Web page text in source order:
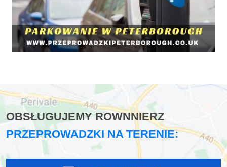
OBSŁUGUJEMY ROWNNIERZ
PRZEPROWADZKI NA TERENIE: